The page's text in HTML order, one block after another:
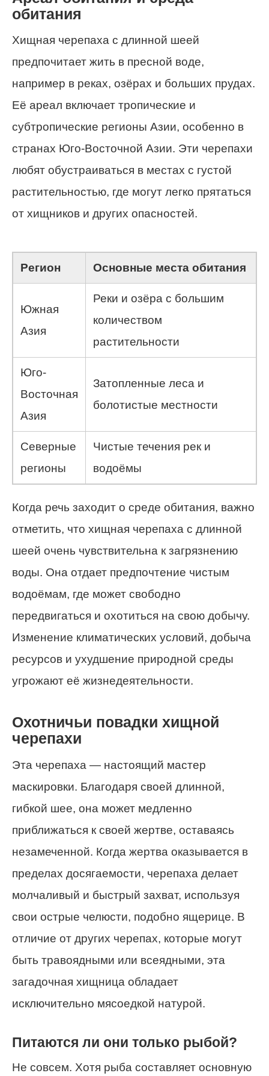
обитания
Хищная черепаха с длинной шеей
предпочитает жить в пресной воде,
например в реках, озёрах и больших прудах.
Её ареал включает тропические и
субтропические регионы Азии, особенно в
странах Юго-Восточной Азии. Эти черепахи
любят обустраиваться в местах с густой
растительностью, где могут легко прятаться
от хищников и других опасностей.
Регион Основные места обитания
Южная
Азия
Реки и озёра с большим
количеством
растительности
Юго-
Восточная
Азия
Затопленные леса и
болотистые местности
Северные
регионы
Чистые течения рек и
водоёмы
Когда речь заходит о среде обитания, важно
отметить, что хищная черепаха с длинной
шеей очень чувствительна к загрязнению
воды. Она отдает предпочтение чистым
водоёмам, где может свободно
передвигаться и охотиться на свою добычу.
Изменение климатических условий, добыча
ресурсов и ухудшение природной среды
угрожают её жизнедеятельности.
Охотничьи повадки хищной
черепахи
Эта черепаха — настоящий мастер
маскировки. Благодаря своей длинной,
гибкой шее, она может медленно
приближаться к своей жертве, оставаясь
незамеченной. Когда жертва оказывается в
пределах досягаемости, черепаха делает
молчаливый и быстрый захват, используя
свои острые челюсти, подобно ящерице. В
отличие от других черепах, которые могут
быть травоядными или всеядными, эта
загадочная хищница обладает
исключительно мясоедкой натурой.
Питаются ли они только рыбой?
Не совсем. Хотя рыба составляет основную